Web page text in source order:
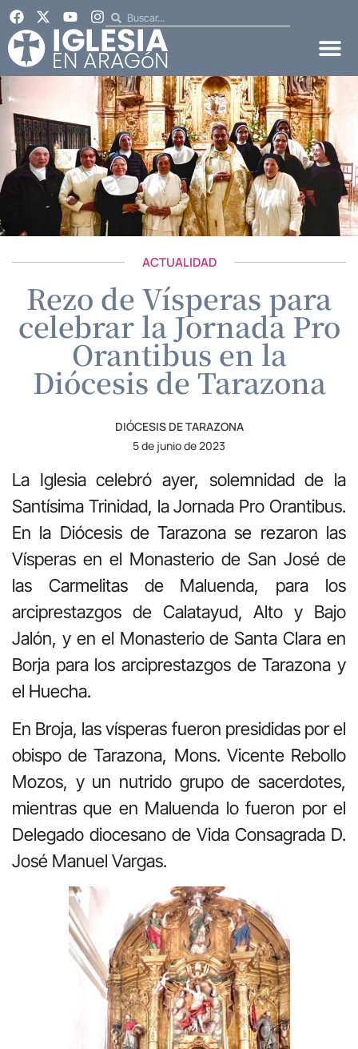
ACTUALIDAD
Rezo de Vísperas para
celebrar la Jornada Pro
Orantibus en la
Diócesis de Tarazona
DIÓCESIS DE TARAZONA
5 de junio de 2023
La Iglesia celebró ayer, solemnidad de la
Santísima Trinidad, la Jornada Pro Orantibus.
En la Diócesis de Tarazona se rezaron las
Vísperas en el Monasterio de San José de
las Carmelitas de Maluenda, para los
arciprestazgos de Calatayud, Alto y Bajo
Jalón, y en el Monasterio de Santa Clara en
Borja para los arciprestazgos de Tarazona y
el Huecha.
En Broja, las vísperas fueron presididas por el
obispo de Tarazona, Mons. Vicente Rebollo
Mozos, y un nutrido grupo de sacerdotes,
mientras que en Maluenda lo fueron por el
Delegado diocesano de Vida Consagrada D.
José Manuel Vargas.